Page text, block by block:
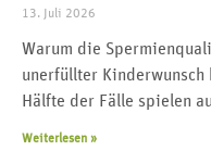
13. Juli 2026
Warum die
unerfüllter
Hälfte der Fälle spielen
Weiterlesen »